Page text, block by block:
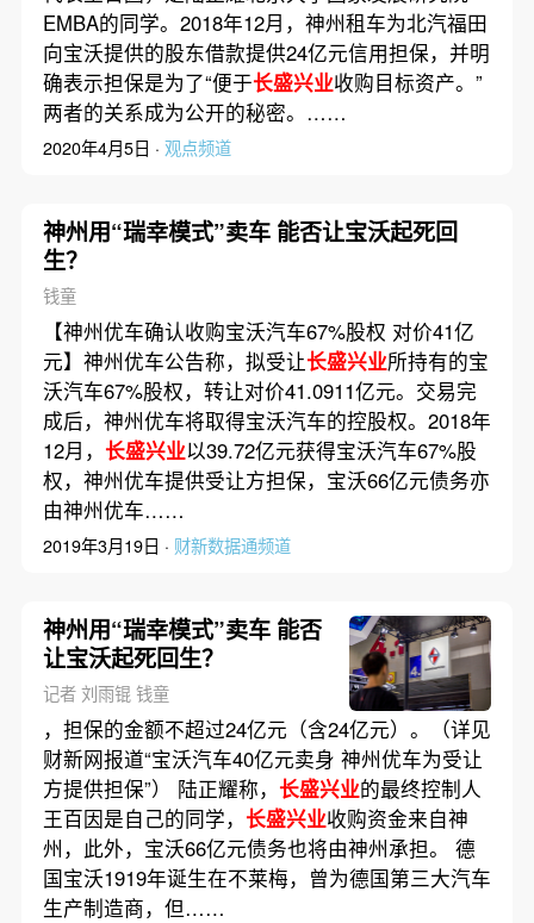
EMBA的同学。2018年12月，神州租车为北汽福田
向宝沃提供的股东借款提供24亿元信用担保，并明
确表示担保是为了“便于长盛兴业收购目标资产。”
两者的关系成为公开的秘密。……
2020年4月5日 · 观点频道
神州用“瑞幸模式”卖车 能否让宝沃起死回
生？
钱童
【神州优车确认收购宝沃汽车67%股权 对价41亿
元】神州优车公告称，拟受让长盛兴业所持有的宝
沃汽车67%股权，转让对价41.0911亿元。交易完
成后，神州优车将取得宝沃汽车的控股权。2018年
12月， 长盛兴业以39.72亿元获得宝沃汽车67%股
权，神州优车提供受让方担保，宝沃66亿元债务亦
由神州优车……
2019年3月19日 · 财新数据通频道
神州用“瑞幸模式”卖车 能否
让宝沃起死回生？
记者 刘雨锟 钱童
，担保的金额不超过24亿元（含24亿元）。（详见
财新网报道“宝沃汽车40亿元卖身 神州优车为受让
方提供担保”） 陆正耀称， 长盛兴业的最终控制人
王百因是自己的同学， 长盛兴业收购资金来自神
州，此外，宝沃66亿元债务也将由神州承担。 德
国宝沃1919年诞生在不莱梅，曾为德国第三大汽车
生产制造商，但……